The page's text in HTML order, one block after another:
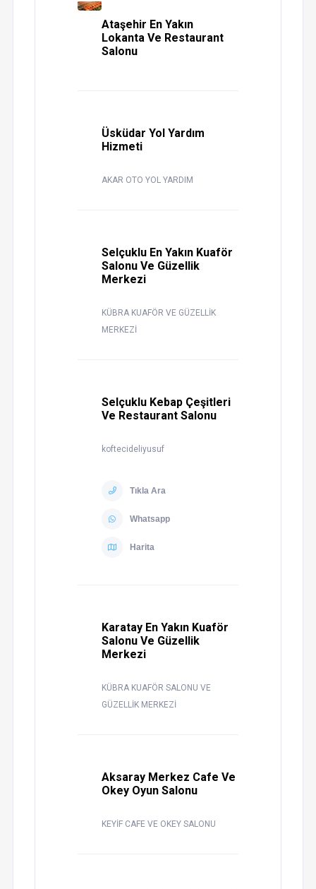
Ataşehir En Yakın
Lokanta Ve Restaurant
Salonu
Üsküdar Yol Yardım
Hizmeti
AKAR OTO YOL YARDIM
Selçuklu En Yakın Kuaför
Salonu Ve Güzellik
Merkezi
KÜBRA KUAFÖR VE GÜZELLİK
MERKEZİ
Selçuklu Kebap Çeşitleri
Ve Restaurant Salonu
koftecideliyusuf
Tıkla Ara
Whatsapp
Harita
Karatay En Yakın Kuaför
Salonu Ve Güzellik
Merkezi
KÜBRA KUAFÖR SALONU VE
GÜZELLİK MERKEZİ
Aksaray Merkez Cafe Ve
Okey Oyun Salonu
KEYİF CAFE VE OKEY SALONU